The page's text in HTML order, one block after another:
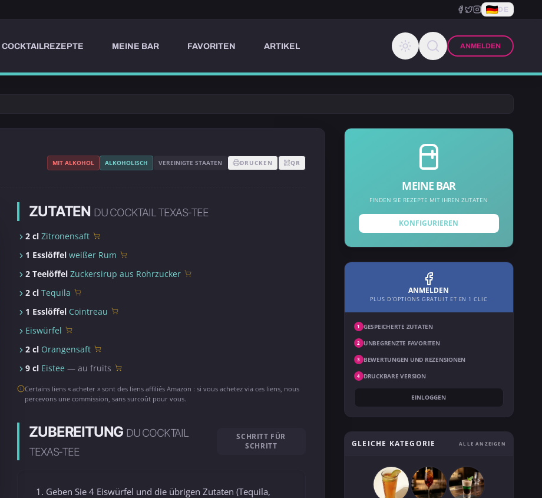
DE
COCKTAILREZEPTE MEINE BAR FAVORITEN ARTIKEL ANMELDEN
MIT ALKOHOL ALKOHOLISCH VEREINIGTE STAATEN DRUCKEN QR
ZUTATEN DU COCKTAIL TEXAS-TEE
2 clZitronensaft
1 Esslöffelweißer Rum
2 TeelöffelZuckersirup aus Rohrzucker
2 clTequila
1 Esslöffel Cointreau
Eiswürfel
2 cl Orangensaft
9 cl Eistee — au fruits
Certains liens « acheter » sont des liens affiliés Amazon : si vous achetez via ces liens, nous
percevons une commission, sans surcoût pour vous.
ZUBEREITUNG DU COCKTAIL
TEXAS-TEE
SCHRITT FÜR
SCHRITT
Geben Sie 4 Eiswürfel und die übrigen Zutaten (Tequila,
MEINE BAR
FINDEN SIE REZEPTE MIT IHREN ZUTATEN
KONFIGURIEREN
ANMELDEN
PLUS D'OPTIONS GRATUIT ET EN 1 CLIC
1 GESPEICHERTE ZUTATEN
2 UNBEGRENZTE FAVORITEN
3 BEWERTUNGEN UND REZENSIONEN
4 DRUCKBARE VERSION
EINLOGGEN
GLEICHE KATEGORIE ALLE ANZEIGEN